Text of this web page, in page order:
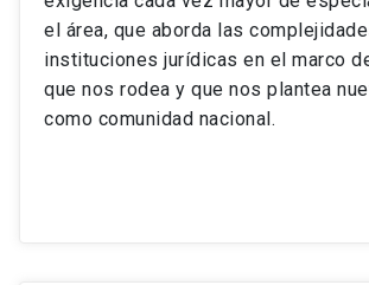
el área, que aborda las
instituciones jurídicas en el marco
que nos rodea y que nos plantea
como comunidad nacional.